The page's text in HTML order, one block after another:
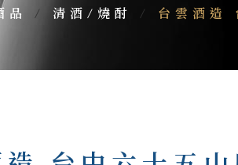
品 / 清酒/燒酎 / 台雲酒造